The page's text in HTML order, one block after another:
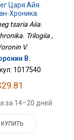
Царя Айя.
Хроника.
tsaria Aiia.
Trilogiia ,
V.
В.
1017540
за 14–20 дней
КУПИТЬ